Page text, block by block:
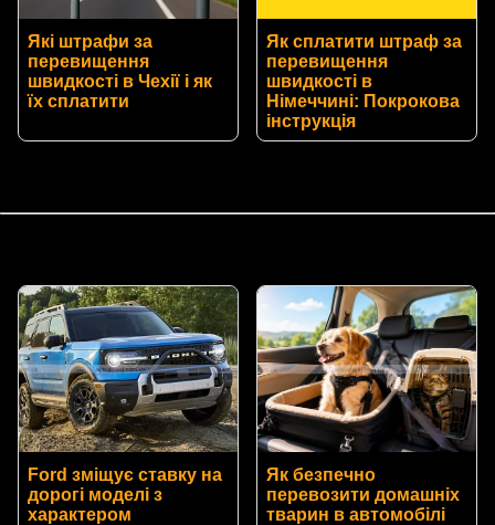
Які штрафи за
перевищення
швидкості в Чехії і як
їх сплатити
Як сплатити штраф за
перевищення
швидкості в
Німеччині: Покрокова
інструкція
Ford зміщує ставку на
дорогі моделі з
характером
Як безпечно
перевозити домашніх
тварин в автомобілі